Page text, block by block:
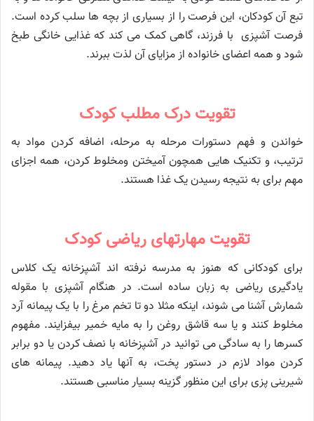
تبع آن کودکان، این فرصت را از بسیاری از بچه ها سلب کرده است.
فرصت آشپزی با فرزند، گاهی کمک می کند که غذایی خانگی طبخ
شود و همه اعضای خانواده از مزایای آن لذت ببرند.
تقویت درک مطلب کودک
خواندن و فهم دستورات مرحله به مرحله، اضافه کردن مواد به
ترتیب، و تکنیک هایی همچون آمیختن ومخلوط کردن، همه اجزای
مهم برای به نتیجه رسیدن یک غذا هستند.
تقویت مهارتهای ریاضی کودک
برای کودکانی که هنوز به مدرسه نرفته اند آشپزخانه یک کلاس
یادگیری ریاضی به زبان ساده است. در هنگام آشپزی با مقوله
شمارش آشنا می شوند، اینکه مثلا دو تا تخم مرغ را با یک پیمانه آرد
مخلوط کنند و یا سه قاشق روغن را به مایه خمیر بیفزایند. مفهوم
کسرها را به سادگی می توانید در آشپزخانه با نصف کردن یا دو برابر
کردن مواد لازم در دستور پخت، به آنها یاد دهید. پیمانه های
شیرینی پزی برای این منظور گزینه بسیار مناسبی هستند.